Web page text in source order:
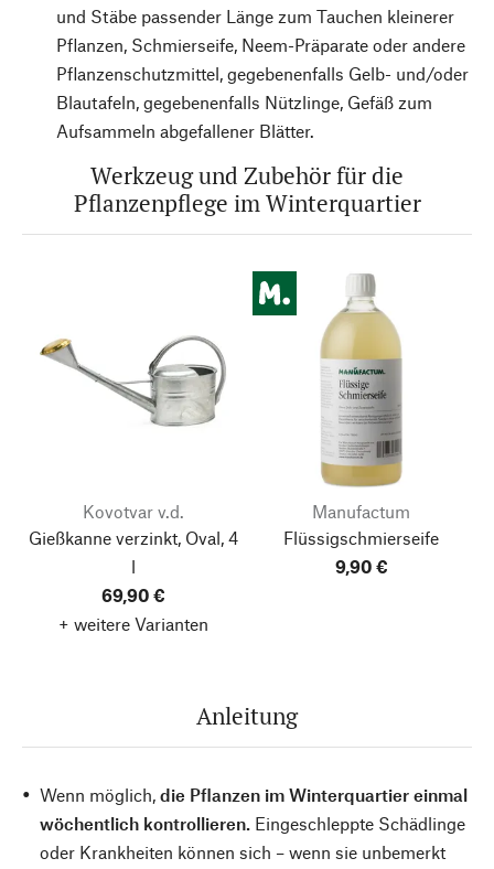
und Stäbe passender Länge zum Tauchen kleinerer
Pflanzen, Schmierseife, Neem-Präparate oder andere
Pflanzenschutzmittel, gegebenenfalls Gelb- und/oder
Blautafeln, gegebenenfalls Nützlinge, Gefäß zum
Aufsammeln abgefallener Blätter.
Werkzeug und Zubehör für die
Pflanzenpflege im Winterquartier
Kovotvar v.d.
Gießkanne verzinkt, Oval, 4
l
69,90 €
+ weitere Varianten
Manufactum
Flüssigschmierseife
9,90 €
Anleitung
Wenn möglich, die Pflanzen im Winterquartier einmal
wöchentlich kontrollieren. Eingeschleppte Schädlinge
oder Krankheiten können sich – wenn sie unbemerkt